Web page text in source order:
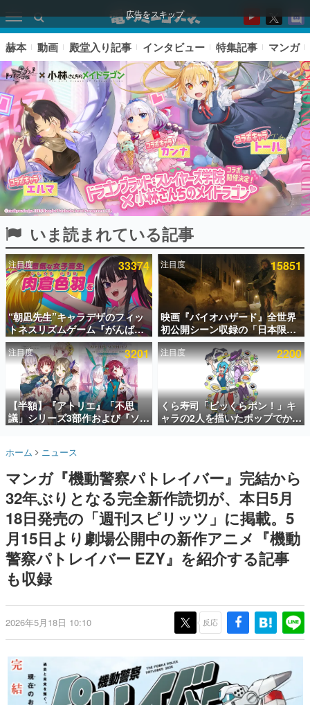
広告をスキップ
ピックアップ
電ファミのいま読まれている記事ランキング
アプリセール情報
インタビュー
連載・特集一覧
殿堂入り記事
SNS拡散数が数千以上！ ページビュー数万以上！ などな
ど。多くの人々に読まれた、電ファミ渾身の“殿堂入り”記
事をまとめました。
名作ゲームクリエイターの方々に製作時のエピソードをお
きます。
赫本
この物語を解いてはいけない。『赫本』は、〈試験問題〉
の形をした短編ホラー小説集です。
新世代に訊く
これからのデジタルゲーム市場を担う若きクリエイター達
ゲーム世代の作家たち
ゲームに多大な影響を受けた作家さんに取材し、ゲームが
日本のコンテンツ産業やカルチャーに与えた影響を探る企
画です。
日本モバイルゲーム産業史
日本のモバイルゲーム史における主要なトピック・タイト
ルを網羅するほか、開発者へのインタビューや識者による
解説を掲載。約20年の歴史が一望できる決定版！
赫本 動画 殿堂入り記事 インタビュー 特集記事 マンガ
いま読まれている記事
注目度 33374
“朝凪先生”キャラデザのフィッ
トネスリズムゲーム『がんば
れ！チアリズム』Steamストア
ページが公開。キャラクターの
CVは陽向葵ゅかさん
注目度 15851
映画『バイオハザード』全世界
初公開シーン収録の「日本限
定」予告映像が解禁。バイオの
日（8月10日）にあわせて、
「ラクーンシティ総合病院」へ
行く配達人の姿が披露
注目度 3201
【半額】『アトリエ』「不思
議」シリーズ3部作および『ソフ
ィーのアトリエ2』公式画集の
ルが開催中。各作品の設定画や
美麗なイラストの数々をふんだ
んに収録
注目度 2200
くら寿司「ビッくらポン！」キ
ャラの2人を描いたポップでかわ
いいコラボイラストが公開。コ
ステム主催「Akaku展」にて販
売へ
ホーム ニュース
マンガ『機動警察パトレイバー』完結から
32年ぶりとなる完全新作読切が、本日5月
18日発売の「週刊スピリッツ」に掲載。5
月15日より劇場公開中の新作アニメ『機動
警察パトレイバー EZY』を紹介する記事
も収録
2026年5月18日 10:10 反応